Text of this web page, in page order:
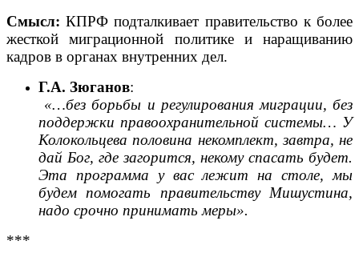
Смысл:КПРФ подталкивает правительство к более
жесткой миграционной политике и наращиванию
кадров в органах внутренних дел.
Г.А. Зюганов:
«…без борьбы и регулирования миграции, без
поддержки правоохранительной системы… У
Колокольцева половина некомплект, завтра, не
дай Бог, где загорится, некому спасать будет.
Эта программа у вас лежит на столе, мы
будем помогать правительству Мишустина,
надо срочно принимать меры».
***